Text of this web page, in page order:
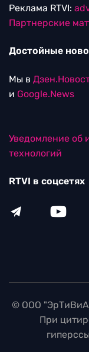
Реклама RTVI:
Партнерские
Достойные
Мы в
и Google.News
Уведомление об
технологий
RTVI в соцсетях
© ООО
При